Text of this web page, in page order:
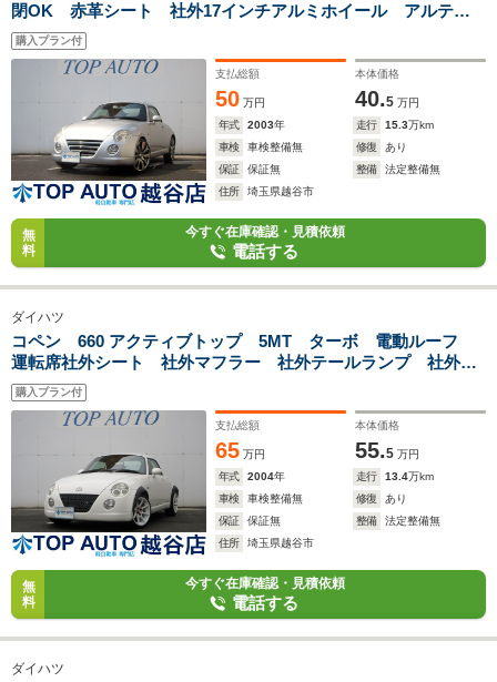
閉OK 赤革シート 社外17インチアルミホイール アルティ
メットエディショングリル クリアテール 社外ホーン 社外
ステアリング シートヒーター ETC 社外オーディオ
購入プラン付
支払総額
50 万円
本体価格
40.5 万円
年式
2003年 走行 15.3万km
車検
車検整備無 修復
あり
保証
保証無 整備
法定整備無
住所
埼玉県越谷市
無
料
今すぐ在庫確認・見積依頼
電話する
ダイハツ
コペン 660 アクティブトップ 5MT ターボ 電動ルーフ
運転席社外シート 社外マフラー 社外テールランプ 社外ア
ルミホイール 車高調ローダウン オーバーフェンダー 社外
ホーン ETC LEDライト
購入プラン付
支払総額
65 万円
本体価格
55.5 万円
年式
2004年 走行 13.4万km
車検
車検整備無 修復
あり
保証
保証無 整備
法定整備無
住所
埼玉県越谷市
無
料
今すぐ在庫確認・見積依頼
電話する
ダイハツ